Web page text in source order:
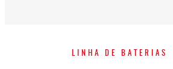
LINHA DE BATERIAS